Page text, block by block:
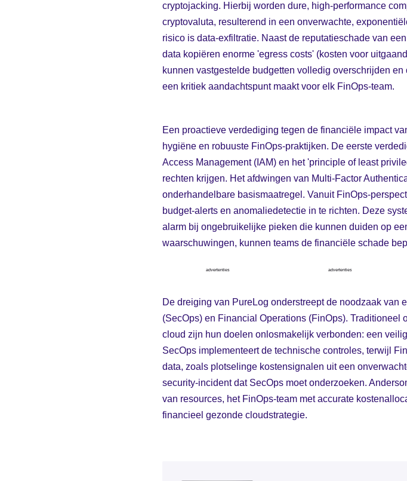
cryptojacking. Hierbij worden dure, high-performance
cryptovaluta, resulterend in een onverwachte,
risico is data-exfiltratie. Naast de reputatieschade van
data kopiëren enorme 'egress costs' (kosten voor
kunnen vastgestelde budgetten volledig overschrijden
een kritiek aandachtspunt maakt voor elk FinOps-team.
Een proactieve verdediging tegen de financiële impact
hygiëne en robuuste FinOps-praktijken. De eerste
Access Management (IAM) en het 'principle of least
rechten krijgen. Het afdwingen van Multi-Factor
onderhandelbare basismaatregel. Vanuit FinOps-
budget-alerts en anomaliedetectie in te richten. Deze
alarm bij ongebruikelijke pieken die kunnen duiden op
waarschuwingen, kunnen teams de financiële schade
advertenties advertenties
De dreiging van PureLog onderstreept de noodzaak van
(SecOps) en Financial Operations (FinOps).
cloud zijn hun doelen onlosmakelijk verbonden: een
SecOps implementeert de technische controles, terwijl
data, zoals plotselinge kostensignalen uit een
security-incident dat SecOps moet onderzoeken.
van resources, het FinOps-team met accurate
financieel gezonde cloudstrategie.